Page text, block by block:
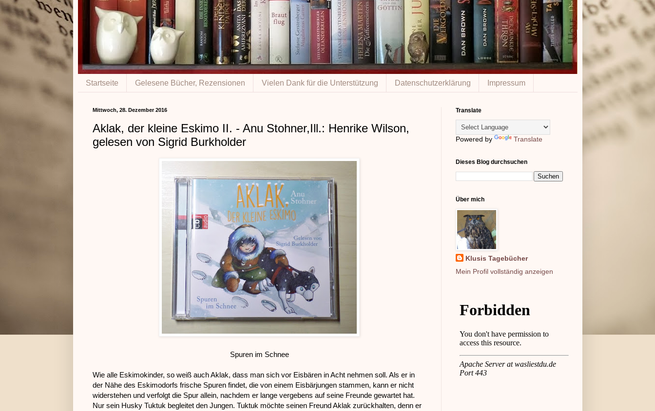
Startseite Gelesene Bücher, Rezensionen Vielen Dank für die Unterstützung Datenschutzerklärung Impressum
Mittwoch, 28. Dezember 2016
Aklak, der kleine Eskimo II. - Anu Stohner,Ill.: Henrike Wilson,
gelesen von Sigrid Burkholder
Spuren im Schnee
Wie alle Eskimokinder, so weiß auch Aklak, dass man sich vor Eisbären in Acht nehmen soll. Als er in
der Nähe des Eskimodorfs frische Spuren findet, die von einem Eisbärjungen stammen, kann er nicht
widerstehen und verfolgt die Spur allein, nachdem er lange vergebens auf seine Freunde gewartet hat.
Nur sein Husky Tuktuk begleitet den Jungen. Tuktuk möchte seinen Freund Aklak zurückhalten, denn er
Translate
Powered by Translate
Dieses Blog durchsuchen
Über mich
Klusis Tagebücher
Mein Profil vollständig anzeigen